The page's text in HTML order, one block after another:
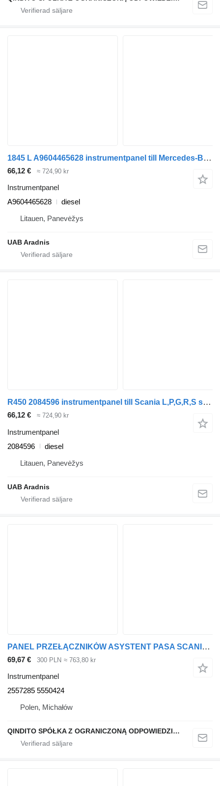
1845 L A9604465628 instrumentpanel till Mercedes-Benz ACTROS MP4 lastbil
66,12 € ≈ 724,90 kr
Instrumentpanel
A9604465628
diesel
Litauen, Panevėžys
UAB Aradnis
R450 2084596 instrumentpanel till Scania L,P,G,R,S series lastbil
66,12 € ≈ 724,90 kr
Instrumentpanel
2084596
diesel
Litauen, Panevėžys
UAB Aradnis
PANEL PRZEŁĄCZNIKÓW ASYSTENT PASA SCANIA R S NTG 2557285 5550424 instrumentpanel
69,67 € 300 PLN ≈ 763,80 kr
Instrumentpanel
2557285 5550424
Polen, Michałów
QINDITO SPÓŁKA Z OGRANICZONĄ ODPOWIEDZIALNOŚCIĄ